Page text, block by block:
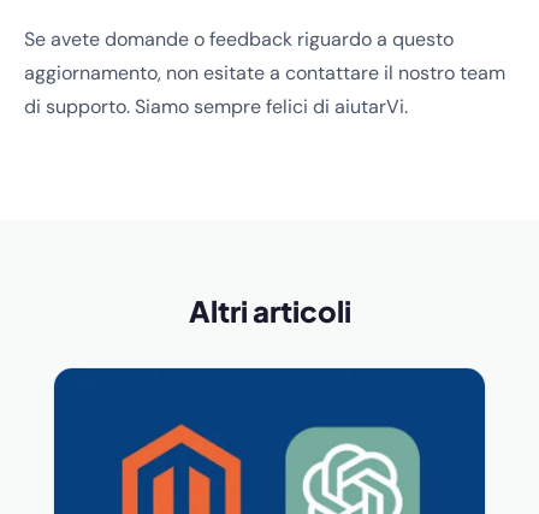
Se avete domande o feedback riguardo a questo
aggiornamento, non esitate a contattare il nostro team
di supporto. Siamo sempre felici di aiutarVi.
Altri articoli